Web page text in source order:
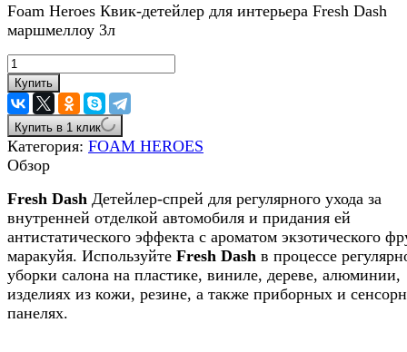
Foam Heroes Квик-детейлер для интерьера Fresh Dash
маршмеллоу 3л
Купить
Купить в 1 клик
Категория: FOAM HEROES
Обзор
Fresh Dash Детейлер-спрей для регулярного ухода за
внутренней отделкой автомобиля и придания ей
антистатического эффекта с ароматом экзотического
маракуйя. Используйте Fresh Dash в процессе
уборки салона на пластике, виниле, дереве, алюминии,
изделиях из кожи, резине, а также приборных и
панелях.